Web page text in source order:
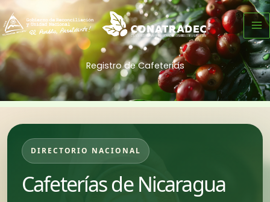
al
contenido
Registro de Cafeterias
DIRECTORIO NACIONAL
Cafeterías de Nicaragua